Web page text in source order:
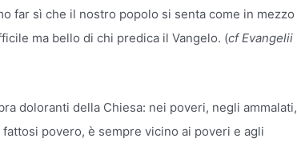
far sì che il nostro popolo si senta come in
ma bello di chi predica il Vangelo. (cf Evangelii
doloranti della Chiesa: nei poveri, negli
povero, è sempre vicino ai poveri e agli